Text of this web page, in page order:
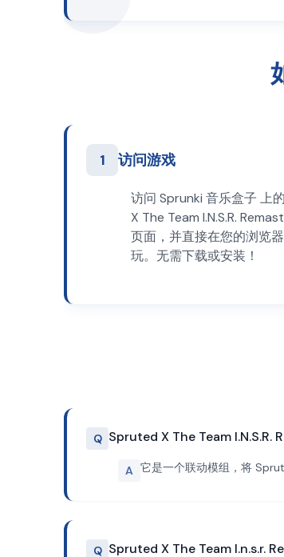
1 访问游戏
访问 Sprunki 音乐盒子 上
X The Team I.N.S.R.
页面，并直接在您的浏览
玩。无需下载或安装！
Q Spruted X The Team I.N.S.R.
A 它是一个联动模组，将
Q Spruted X The Team I.n.s.r.